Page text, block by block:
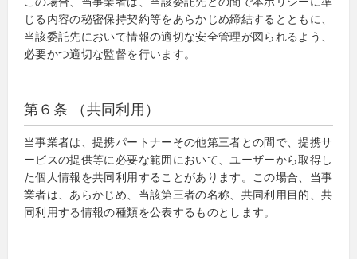
じる内容の秘密保持契約等をあらかじめ締結するとともに、
当該委託先において情報の適切な安全管理が図られるよう、
必要かつ適切な監督を行います。
第６条 （共同利用）
当事業者は、提携パートナーその他第三者との間で、提携サ
ービスの提供等に必要な範囲において、ユーザーから取得し
た個人情報を共同利用することがあります。この場合、当事
業者は、あらかじめ、当該第三者の名称、共同利用目的、共
同利用する情報の種類を公表するものとします。